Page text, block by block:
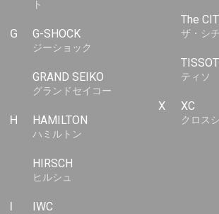
ト
G G-SHOCK
ジーショック
GRAND SEIKO
グランドセイコー
H HAMILTON
ハミルトン
HIRSCH
ヒルシュ
I IWC
The
ザ・シ
TISSOT
ティソ
X XC
クロス